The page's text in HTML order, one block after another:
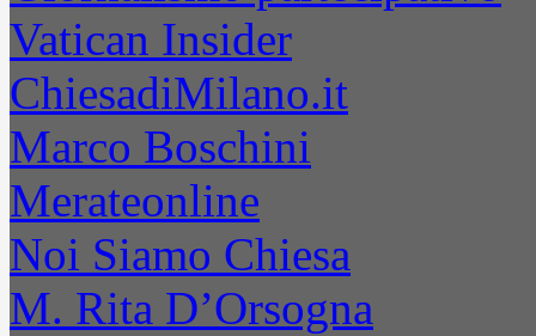
Vatican Insider
ChiesadiMilano.it
Marco Boschini
Merateonline
Noi Siamo Chiesa
M. Rita D’Orsogna